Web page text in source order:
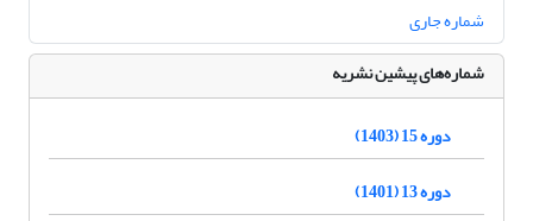
شماره جاری
شماره‌های پیشین نشریه
دوره 15 (1403)
دوره 13 (1401)